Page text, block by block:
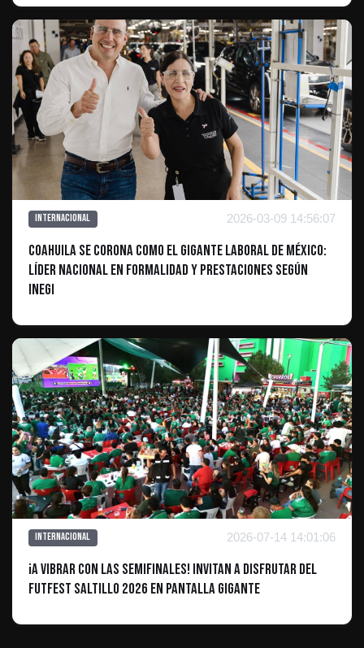
Internacional 2026-03-09 14:56:07
Coahuila se corona como el gigante laboral de México:
Líder nacional en formalidad y prestaciones según
INEGI
Internacional 2026-07-14 14:01:06
¡A vibrar con las semifinales! Invitan a disfrutar del
Futfest Saltillo 2026 en pantalla gigante